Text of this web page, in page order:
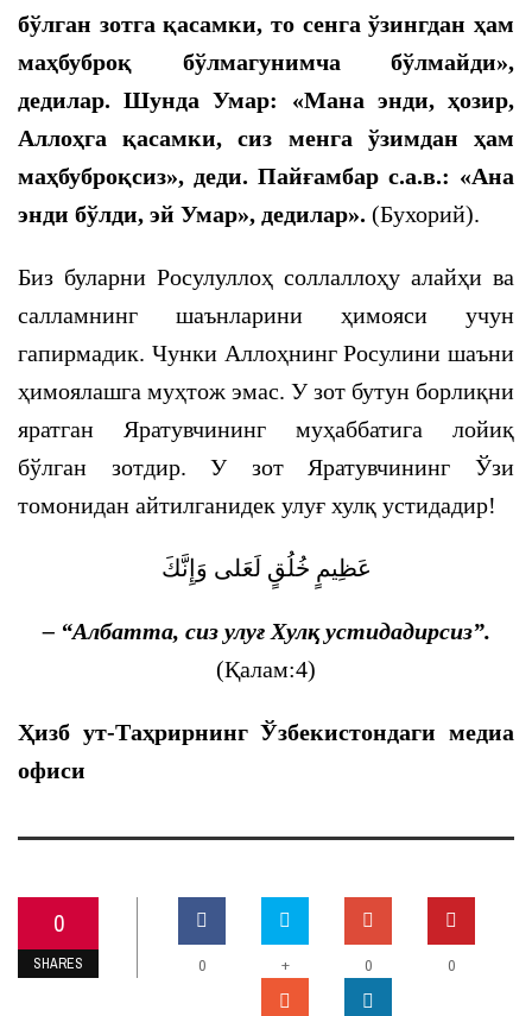
бўлган зотга қасамки, то сенга ўзингдан ҳам
маҳбуброқ бўлмагунимча бўлмайди»,
дедилар. Шунда Умар: «Мана энди, ҳозир,
Аллоҳга қасамки, сиз менга ўзимдан ҳам
маҳбуброқсиз», деди. Пайғамбар с.а.в.: «Ана
энди бўлди, эй Умар», дедилар». (Бухорий).
Биз буларни Росулуллоҳ соллаллоҳу алайҳи ва
салламнинг шаънларини ҳимояси учун
гапирмадик. Чунки Аллоҳнинг Росулини шаъни
ҳимоялашга муҳтож эмас. У зот бутун борлиқни
яратган Яратувчининг муҳаббатига лойиқ
бўлган зотдир. У зот Яратувчининг Ўзи
томонидан айтилганидек улуғ хулқ устидадир!
وَإِنَّكَ لَعَلى خُلُقٍ عَظِيمٍ
– “Албатта, сиз улуғ Хулқ устидадирсиз”.
(Қалам:4)
Ҳизб ут-Таҳрирнинг Ўзбекистондаги медиа
офиси
0
SHARES 0 + 0 0